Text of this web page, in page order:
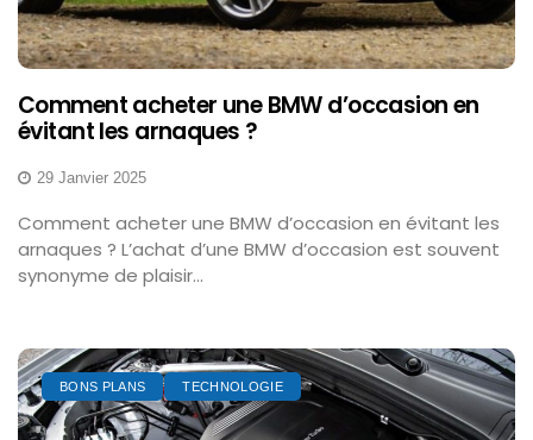
Comment acheter une BMW d’occasion en
évitant les arnaques ?
29 Janvier 2025
Comment acheter une BMW d’occasion en évitant les
arnaques ? L’achat d’une BMW d’occasion est souvent
synonyme de plaisir...
BONS PLANS TECHNOLOGIE